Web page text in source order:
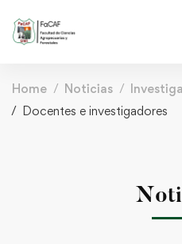
Home Noticias
Docentes e investigadores